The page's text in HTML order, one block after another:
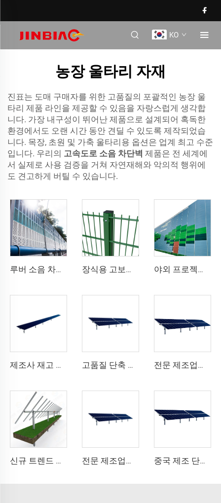
KO
농장 울타리 자재
진표는 도매 구매자를 위한 고품질의 포괄적인 농장 울
타리 제품 라인을 제공할 수 있음을 자랑스럽게 생각합
니다. 가장 내구성이 뛰어난 제품으로 설계되어 혹독한
환경에서도 오랜 시간 동안 견딜 수 있도록 제작되었습
니다. 목장, 초원 및 가축 울타리용 옵션은 업계 최고 수준
입니다. 우리의 고속도로 소음 차단벽 제품은 전 세계에
서 실제로 사용 검증을 거쳐 자연재해와 악의적 행위에
도 견고하게 버틸 수 있습니다.
루버 소음 차단 장치 장식용 고보안 용접 메쉬 금속 울타리 녹색 비닐 코팅 868 이중 와이어 울타리 2D 메쉬 정원용 야외 프로젝트 현장을 위한 중형 음향 차단벽 일시적 소음 장벽
제조사 재고 보유 중형 단축 태양광 패널 추적 장착 시스템 강철 구조 및 절단 가공 서비스 고품질 단축 태양광 트래커 간편 설치 플랫 모듈 더블 글라스 10kW 태양광 시스템 우수한 가치의 강철 제품 전문 제조업체 신제품 1MW 단축 태양광 트래커 키트 중형 강철 1축 태양광 추적 시스템 절단
신규 트렌드 단축 태양광 추적 시스템 중형 강철 PV 설치 구조 할인 혜택과 절단 가공 서비스 전문 제조업체의 중형 단축 강철 태양광 트래커 PV 태양광 패널 트랙 구조 시스템 키트 중국 제조 단축 태양광 추적 장치, 슬류 드라이브가 장착된 태양광 추적 시스템